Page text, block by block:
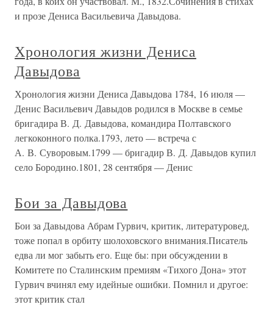
и прозе Дениса Васильевича Давыдова.
Хронология жизни Дениса
Давыдова
Хронология жизни Дениса Давыдова 1784, 16 июля —
Денис Васильевич Давыдов родился в Москве в семье
бригадира В. Д. Давыдова, командира Полтавского
легкоконного полка.1793, лето — встреча с
А. В. Суворовым.1799 — бригадир В. Д. Давыдов купил
село Бородино.1801, 28 сентября — Денис
Бои за Давыдова
Бои за Давыдова Абрам Гурвич, критик, литературовед,
тоже попал в орбиту шолоховского внимания.Писатель
едва ли мог забыть его. Еще бы: при обсуждении в
Комитете по Сталинским премиям «Тихого Дона» этот
Гурвич вчинял ему идейные ошибки. Помнил и другое:
этот критик стал